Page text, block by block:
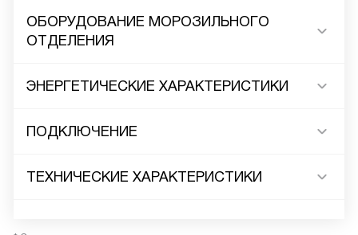
ОБОРУДОВАНИЕ МОРОЗИЛЬНОГО
ОТДЕЛЕНИЯ
ЭНЕРГЕТИЧЕСКИЕ ХАРАКТЕРИСТИКИ
ПОДКЛЮЧЕНИЕ
ТЕХНИЧЕСКИЕ ХАРАКТЕРИСТИКИ